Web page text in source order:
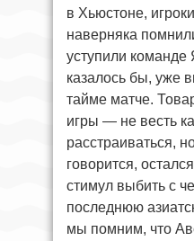
в Хьюстоне,
наверняка
уступили команде
казалось бы, уже
тайме матче.
игры — не весть
расстраиваться,
говорится,
стимул выбить с
последнюю
мы помним, что